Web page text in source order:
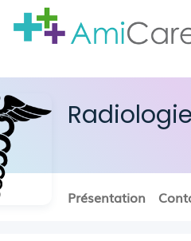
Radiologie
Présentation